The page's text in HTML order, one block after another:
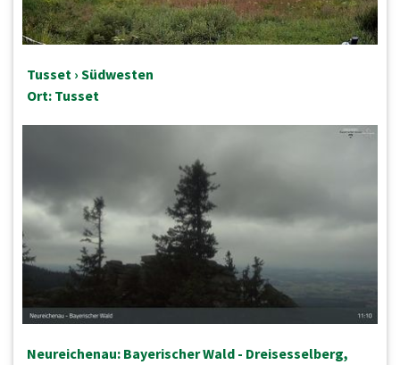
Tusset › Südwesten
Ort: Tusset
Neureichenau: Bayerischer Wald - Dreisesselberg,